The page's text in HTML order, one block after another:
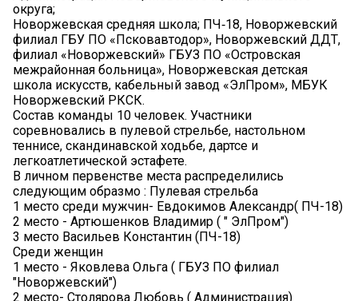
округа;
Новоржевская средняя школа; ПЧ‑18, Новоржевский
филиал ГБУ ПО «Псковавтодор», Новоржевский ДДТ,
филиал «Новоржевский» ГБУЗ ПО «Островская
межрайонная больница», Новоржевская детская
школа искусств, кабельный завод «ЭлПром», МБУК
Новоржевский РКСК.
Состав команды 10 человек. Участники
соревновались в пулевой стрельбе, настольном
теннисе, скандинавской ходьбе, дартсе и
легкоатлетической эстафете.
В личном первенстве места распределились
следующим образмо : Пулевая стрельба
1 место среди мужчин- Евдокимов Александр( ПЧ-18)
2 место - Артюшенков Владимир ( " ЭлПром")
3 место Васильев Константин (ПЧ-18)
Среди женщин
1 место - Яковлева Ольга ( ГБУЗ ПО филиал
"Новоржевский")
2 место- Столярова Любовь ( Администрация)